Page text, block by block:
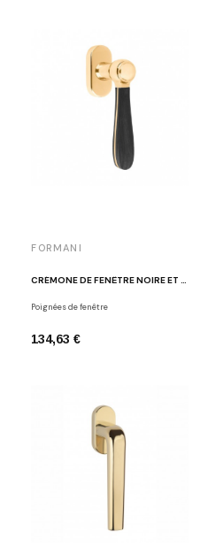
FORMANI
CRÉMONE DE FENÊTRE NOIRE ET DORÉ POLI LAZARO ROSA-VIOLAN LZ100-DK OLNM
Poignées de fenêtre
134,63 €